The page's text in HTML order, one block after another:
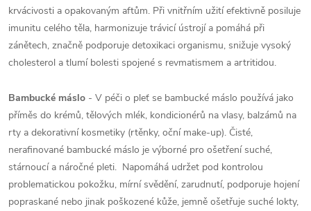
krvácivosti a opakovaným aftům. Při vnitřním užití efektivně posiluje
imunitu celého těla, harmonizuje trávicí ústrojí a pomáhá při
zánětech, značně podporuje detoxikaci organismu, snižuje vysoký
cholesterol a tlumí bolesti spojené s revmatismem a artritidou.
Bambucké máslo - V péči o pleť se bambucké máslo používá jako
příměs do krémů, tělových mlék, kondicionérů na vlasy, balzámů na
rty a dekorativní kosmetiky (rtěnky, oční make-up). Čisté,
nerafinované bambucké máslo je výborné pro ošetření suché,
stárnoucí a náročné pleti. Napomáhá udržet pod kontrolou
problematickou pokožku, mírní svědění, zarudnutí, podporuje hojení
popraskané nebo jinak poškozené kůže, jemně ošetřuje suché lokty,